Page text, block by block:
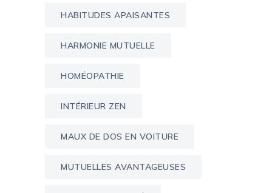
HABITUDES APAISANTES
HARMONIE MUTUELLE
HOMÉOPATHIE
INTÉRIEUR ZEN
MAUX DE DOS EN VOITURE
MUTUELLES AVANTAGEUSES